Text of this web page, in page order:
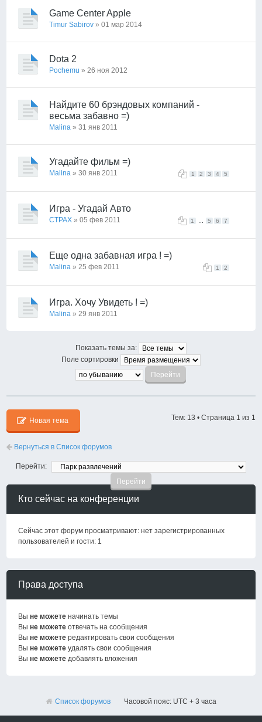
Game Center Apple
Timur Sabirov » 01 мар 2014
Dota 2
Pochemu » 26 ноя 2012
Найдите 60 брэндовых компаний -
весьма забавно =)
Malina » 31 янв 2011
Угадайте фильм =)
1 2 3 4 5
Malina » 30 янв 2011
Игра - Угадай Авто
1 5 6 7
CTPAX » 05 фев 2011
Еще одна забавная игра ! =)
1 2
Malina » 25 фев 2011
Игра. Хочу Увидеть ! =)
Malina » 29 янв 2011
Показать темы за:
Поле сортировки
Новая тема Тем: 13 • Страница 1 из 1
Вернуться в Список форумов
Перейти:
Кто сейчас на конференции
Сейчас этот форум просматривают: нет зарегистрированных
пользователей и гости: 1
Права доступа
Выне можете начинать темы
Выне можете отвечать на сообщения
Выне можете редактировать свои сообщения
Выне можете удалять свои сообщения
Выне можете добавлять вложения
Список форумов Часовой пояс: UTC + 3 часа